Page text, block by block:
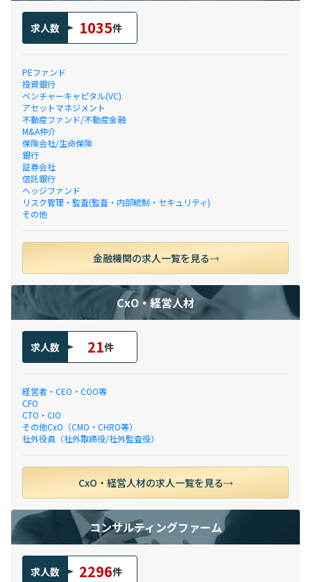
求人数 1035件
PEファンド
投資銀行
ベンチャーキャピタル(VC)
アセットマネジメント
不動産ファンド/不動産金融
M&A仲介
保険会社/生命保険
銀行
証券会社
信託銀行
ヘッジファンド
リスク管理・監査(監査・内部統制・セキュリティ)
その他
金融機関の求人一覧を見る
CxO・経営人材
求人数 21件
経営者・CEO・COO等
CFO
CTO・CIO
その他CxO（CMO・CHRO等）
社外役員（社外取締役/社外監査役）
CxO・経営人材の求人一覧を見る
コンサルティングファーム
求人数 2296件